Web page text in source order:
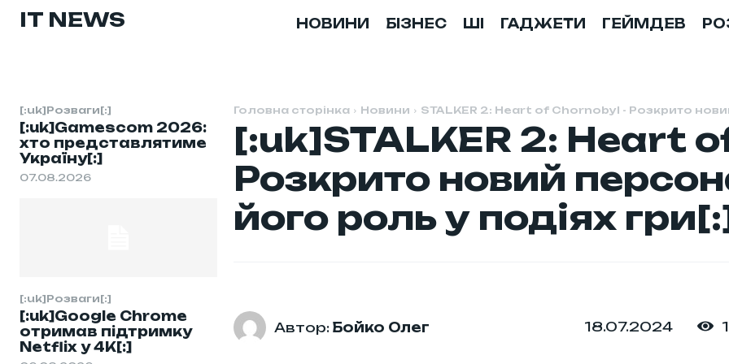
IT NEWS НОВИНИ БІЗНЕС ШІ ГАДЖЕТИ ГЕЙМДЕВ
[:uk]Розваги[:]
[:uk]Gamescom 2026:
хто представлятиме
Україну[:]
07.08.2026
[:uk]Розваги[:]
[:uk]Google Chrome
отримав підтримку
Netflix у 4K[:]
Головна сторінка Новини STALKER 2: Heart of Chornobyl - Розкрито
[:uk]STALKER 2: Heart
Розкрито новий
його роль у подіях
Автор: Бойко Олег 18.07.2024